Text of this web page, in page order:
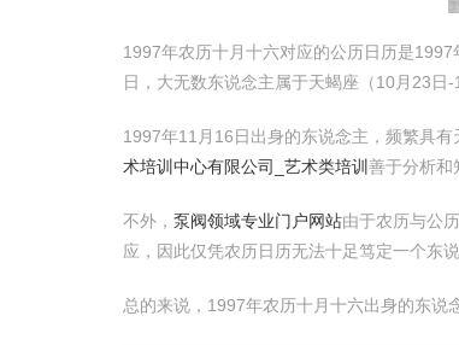
1997年农历十月十六对应的公历日历是
日，大无数东说念主属于天蝎座（10月23日
1997年11月16日出身的东说念主，频繁具
术培训中心有限公司_艺术类培训 善于分析和
不外， 泵阀领域专业门户网站由于农历与公
应，因此仅凭农历日历无法十足笃定一个东说
总的来说，1997年农历十月十六出身的东说